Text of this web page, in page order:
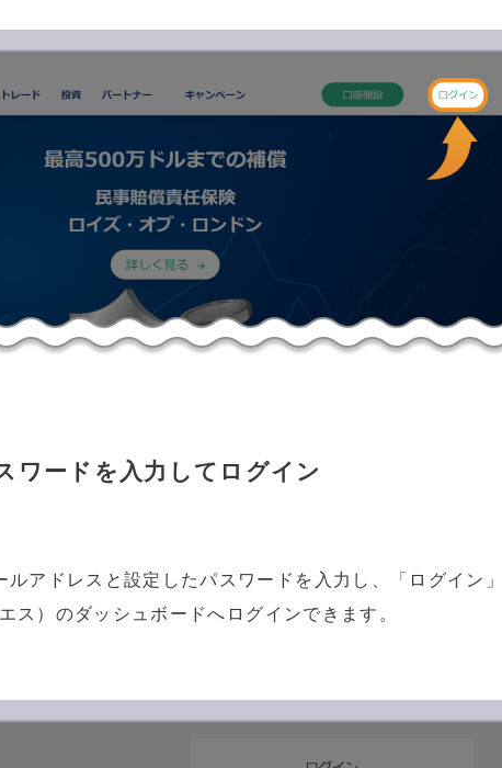
ワードを入力してログイン
アドレスと設定したパスワードを入力し、「ログイン
ス）のダッシュボードへログインできます。